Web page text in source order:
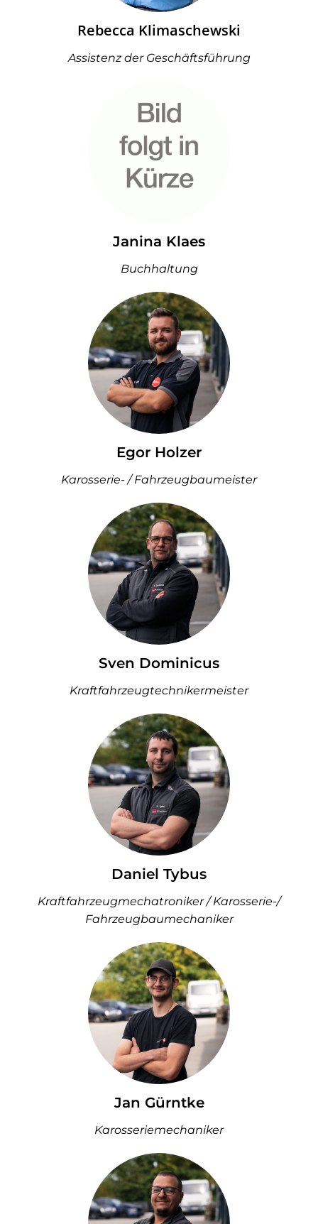
Rebecca Klimaschewski
Assistenz der Geschäftsführung
Janina Klaes
Buchhaltung
Egor Holzer
Karosserie- / Fahrzeugbaumeister
Sven Dominicus
Kraftfahrzeugtechnikermeister
Daniel Tybus
Kraftfahrzeugmechatroniker / Karosserie-/
Fahrzeugbaumechaniker
Jan Gürntke
Karosseriemechaniker